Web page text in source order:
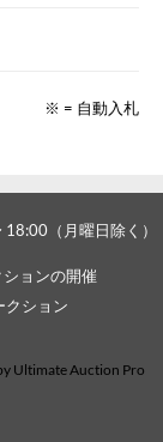
※ = 自動入札
（月曜日除く）
ョンの開催
ション
Ultimate Auction Pro